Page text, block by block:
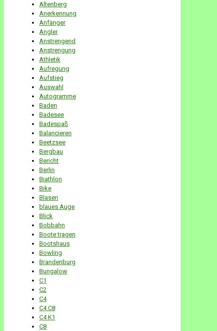
Altenberg
Anerkennung
Anfänger
Angler
Anstrengend
Anstrengung
Athletik
Aufregung
Aufstieg
Auswahl
Autogramme
Baden
Badesee
Badespaß
Balancieren
Beetzsee
Bergbau
Bericht
Berlin
Biathlon
Bike
Blasen
blaues Auge
Blick
Bobbahn
Boote tragen
Bootshaus
Bowling
Brandenburg
Bungalow
C1
C2
C4
C4 C8
C4 K1
C8